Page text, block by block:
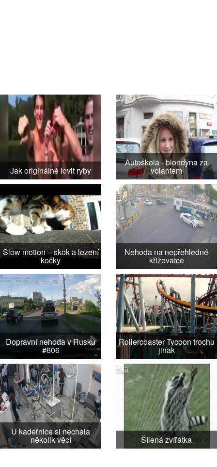
Jak originálně lovit ryby
Autoškola - blondýna za
volantem
Slow motion – skok a lezení
kočky
Nehoda na nepřehledné
křižovatce
Dopravní nehoda v Rusku
#606
Rollercoaster Tycoon trochu
jinak
U kadeřnice si nechala
několik věcí Šílená zvířátka